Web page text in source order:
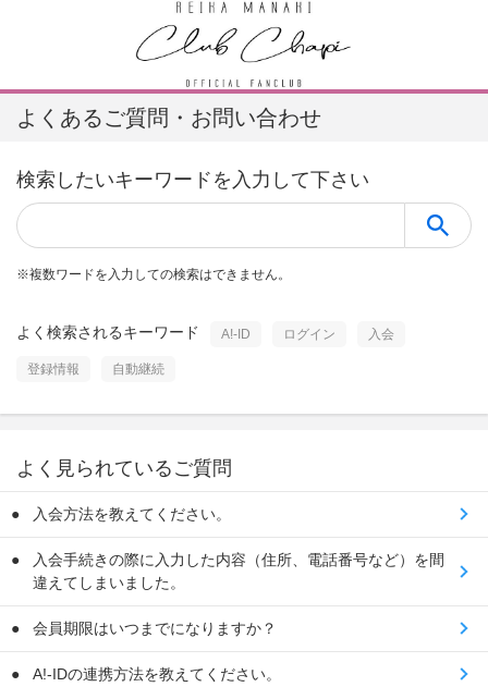
よくあるご質問・お問い合わせ
検索したいキーワードを入力して下さい
※複数ワードを入力しての検索はできません。
よく検索されるキーワード A!-ID ログイン 入会
登録情報 自動継続
よく見られているご質問
入会方法を教えてください。
入会手続きの際に入力した内容（住所、電話番号など）を間
違えてしまいました。
会員期限はいつまでになりますか？
A!-IDの連携方法を教えてください。